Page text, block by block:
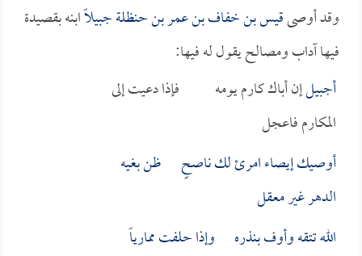
وقد أوصىقيس بن خفاف بن عمر بن حنظلةجبيلاًابنه بقصيدة
فيها آداب ومصالح يقول له فيها:
أجبيلإن أباك كارم يومه فإذا دعيت إلى
المكارم فاعجل
أوصيك إيصاء امرئ لك ناصحٍ ظن بغيه
الدهر غير معقل
الله تتقه وأوف بنذره وإذا حلفت ممارياً